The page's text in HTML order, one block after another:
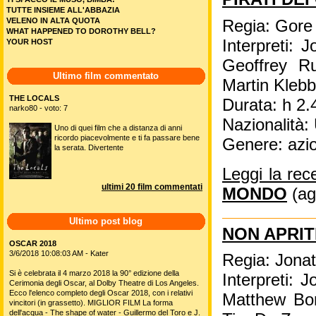
Regia:
Interpreti:
Geoffrey
Martin
Durata: h
Nazionalità:
Genere:
Leggi la
MONDO
NON
Regia:
Interpreti:
Matthew
TUTTE INSIEME ALL'ABBAZIA
VELENO IN ALTA QUOTA
WHAT HAPPENED TO DOROTHY BELL?
YOUR HOST
Ultimo film commentato
THE LOCALS
narko80 - voto: 7
Uno di quei film che a distanza di anni
ricordo piacevolmente e ti fa passare bene
la serata. Divertente
ultimi 20 film commentati
Ultimo post blog
OSCAR 2018
3/6/2018 10:08:03 AM - Kater
Si è celebrata il 4 marzo 2018 la 90° edizione della
Cerimonia degli Oscar, al Dolby Theatre di Los Angeles.
Ecco l'elenco completo degli Oscar 2018, con i relativi
vincitori (in grassetto). MIGLIOR FILM La forma
dell'acqua - The shape of water - Guillermo del Toro e J.